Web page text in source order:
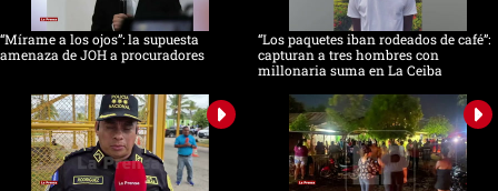
“Mírame a los ojos”: la supuesta
amenaza de JOH a procuradores
“Los paquetes iban rodeados de café”:
capturan a tres hombres con
millonaria suma en La Ceiba